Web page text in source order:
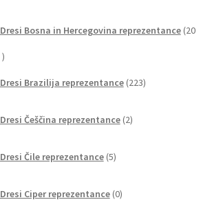
Dresi Bosna in Hercegovina reprezentance 20
20
Dresi Brazilija reprezentance 223izdelkov
Dresi Češčina reprezentance 2izdelka
Dresi Čile reprezentance 5izdelkov
Dresi Ciper reprezentance 0izdelkov